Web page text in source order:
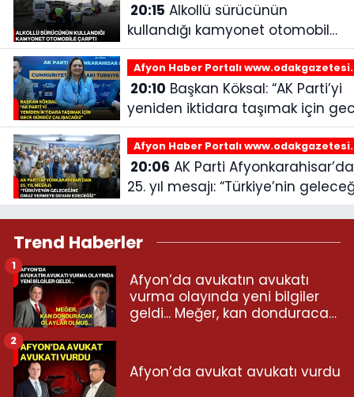
20:15
kullandığı kamyonet otomobile
çarptı
Afyon Haber Portalı
20:10
yeniden iktidara taşımak için
gündüz çalışacağız”
Afyon Haber Portalı
20:06
25. yıl mesajı: “Türkiye’nin
omuz vermeye devam edeceğiz”
Trend Haberler
Afyon’da avukatın avukatı
vurma olayında yeni bilgiler
geldi... Meğer, kan donduracak
1
Afyon’da avukat avukatı vurdu
2